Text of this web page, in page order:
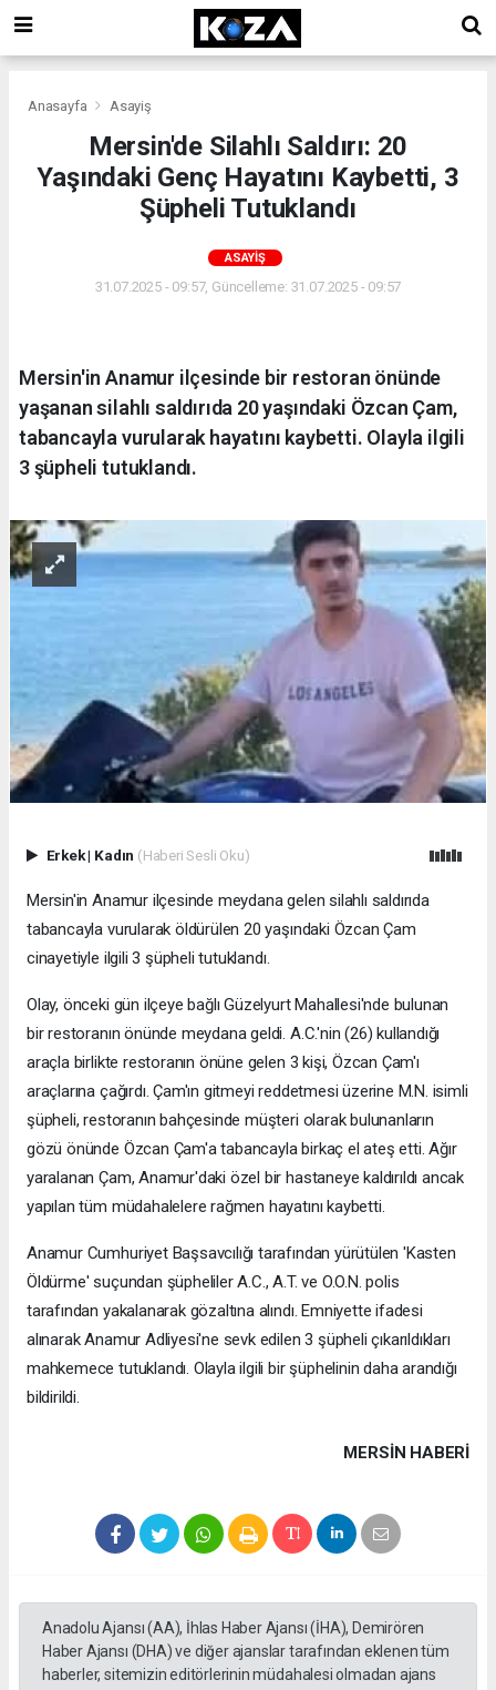
Anasayfa Asayiş
Mersin'de Silahlı Saldırı: 20
Yaşındaki Genç Hayatını Kaybetti, 3
Şüpheli Tutuklandı
ASAYIŞ
31.07.2025 - 09:57, Güncelleme: 31.07.2025 - 09:57
Mersin'in Anamur ilçesinde bir restoran önünde
yaşanan silahlı saldırıda 20 yaşındaki Özcan Çam,
tabancayla vurularak hayatını kaybetti. Olayla ilgili
3 şüpheli tutuklandı.
Erkek| Kadın (Haberi Sesli Oku)
Mersin'in Anamur ilçesinde meydana gelen silahlı saldırıda
tabancayla vurularak öldürülen 20 yaşındaki Özcan Çam
cinayetiyle ilgili 3 şüpheli tutuklandı.
Olay, önceki gün ilçeye bağlı Güzelyurt Mahallesi'nde bulunan
bir restoranın önünde meydana geldi. A.C.'nin (26) kullandığı
araçla birlikte restoranın önüne gelen 3 kişi, Özcan Çam'ı
araçlarına çağırdı. Çam'ın gitmeyi reddetmesi üzerine M.N. isimli
şüpheli, restoranın bahçesinde müşteri olarak bulunanların
gözü önünde Özcan Çam'a tabancayla birkaç el ateş etti. Ağır
yaralanan Çam, Anamur'daki özel bir hastaneye kaldırıldı ancak
yapılan tüm müdahalelere rağmen hayatını kaybetti.
Anamur Cumhuriyet Başsavcılığı tarafından yürütülen 'Kasten
Öldürme' suçundan şüpheliler A.C., A.T. ve O.O.N. polis
tarafından yakalanarak gözaltına alındı. Emniyette ifadesi
alınarak Anamur Adliyesi'ne sevk edilen 3 şüpheli çıkarıldıkları
mahkemece tutuklandı. Olayla ilgili bir şüphelinin daha arandığı
bildirildi.
MERSIN HABERİ
Anadolu Ajansı (AA), İhlas Haber Ajansı (İHA), Demirören
Haber Ajansı (DHA) ve diğer ajanslar tarafından eklenen tüm
haberler, sitemizin editörlerinin müdahalesi olmadan ajans